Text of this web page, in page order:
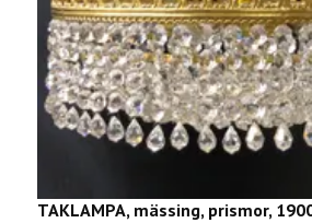
TAKLAMPA, mässing, prismor,